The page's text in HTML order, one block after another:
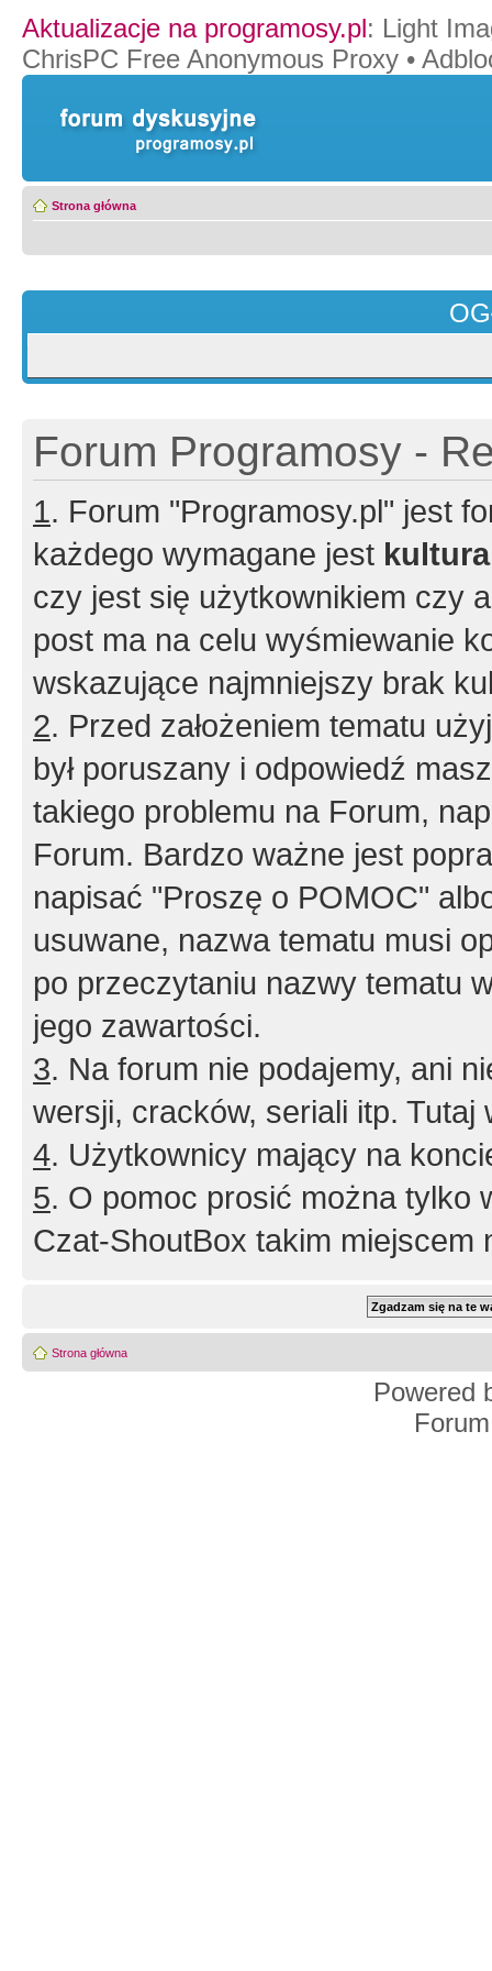
Aktualizacje na programosy.pl: Light
ChrisPC Free Anonymous Proxy •
Strona główna
Forum Programosy -
1. Forum "Programosy.pl" jest
każdego wymagane jest
czy jest się użytkownikiem czy
post ma na celu wyśmiewanie
wskazujące najmniejszy brak
2. Przed założeniem tematu
był poruszany i odpowiedź
takiego problemu na Forum,
Forum. Bardzo ważne jest
napisać "Proszę o POMOC"
usuwane, nazwa tematu musi
po przeczytaniu nazwy tematu
jego zawartości.
3. Na forum nie podajemy, ani
wersji, cracków, seriali itp. Tutaj
4. Użytkownicy mający na
5. O pomoc prosić można tylko
Czat-ShoutBox takim miejscem
Strona główna
Powered